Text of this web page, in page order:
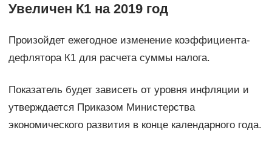
Увеличен К1 на 2019 год
Произойдет ежегодное изменение коэффициента-
дефлятора К1 для расчета суммы налога.
Показатель будет зависеть от уровня инфляции и
утверждается Приказом Министерства
экономического развития в конце календарного года.